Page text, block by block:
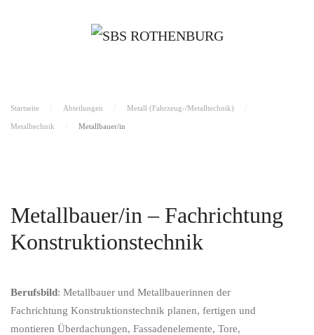
Startseite Abteilungen Metall (Fahrzeug-/Metalltechnik)
Metalltechnik Metallbauer/in
Metallbauer/in – Fachrichtung
Konstruktionstechnik
Berufsbild: Metallbauer und Metallbauerinnen der
Fachrichtung Konstruktionstechnik planen, fertigen und
montieren Überdachungen, Fassadenelemente, Tore,